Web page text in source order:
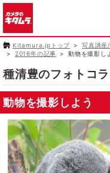
Kitamura.jpトップ 写真講座
2016年の記事
動物を撮影し
種清豊のフォトコ
動物を撮影しよう